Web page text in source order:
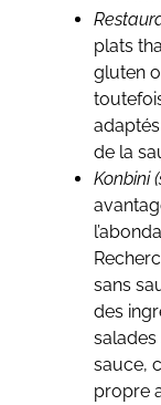
plats
gluten
de la
Konbini
sans
des
salades
sauce,
propre